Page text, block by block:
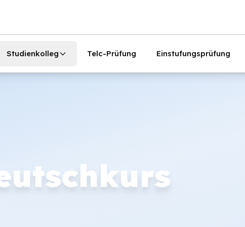
Studienkolleg Telc-Prüfung Einstufungsprüfung